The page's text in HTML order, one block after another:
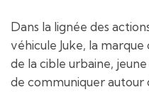
Dans la lignée des
véhicule Juke, la
de la cible urbaine,
de communiquer autour